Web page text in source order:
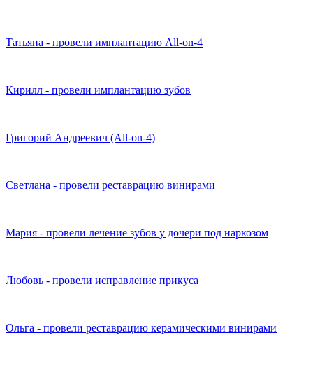
Татьяна - провели имплантацию All-on-4
Кирилл - провели имплантацию зубов
Григорий Андреевич (All-on-4)
Светлана - провели реставрацию винирами
Мария - провели лечение зубов у дочери под наркозом
Любовь - провели исправление прикуса
Ольга - провели реставрацию керамическими винирами